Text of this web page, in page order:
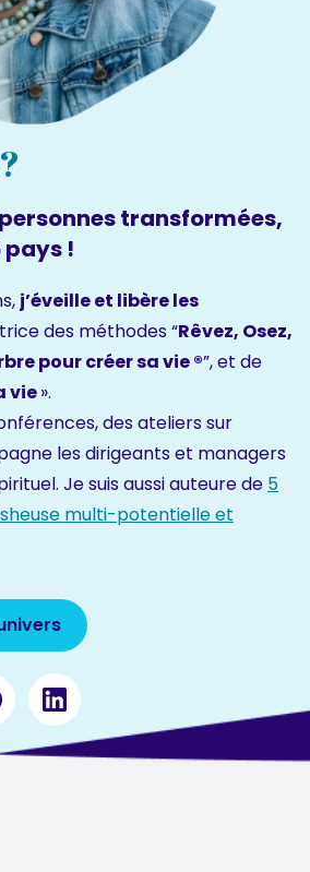
transformées,
pays !
j’éveille et libère les
des méthodes “Rêvez, Osez,
pour créer sa vie ®”, et de
vie».
des ateliers sur
les dirigeants et managers
Je suis aussi auteure de 5
multi-potentielle et